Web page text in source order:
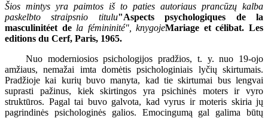
Šios mintys yra paimtos iš to paties autoriaus prancūzų kalba
paskelbto straipsnio titulu"Aspects psychologiques de la
masculinitéet de la fémininité", knygojeMariage et célibat. Les
editions du Cerf, Paris, 1965.
Nuo moderniosios psichologijos pradžios, t. y. nuo 19-ojo
amžiaus, nemažai imta domėtis psichologiniais lyčių skirtumais.
Pradžioje kai kurių buvo manyta, kad tie skirtumai bus lengvai
suprasti pažinus, kiek skirtingos yra psichinės moters ir vyro
struktūros. Pagal tai buvo galvota, kad vyrus ir moteris skiria jų
pagrindinės psichologinės galios. Emocingumą gal galima būtų